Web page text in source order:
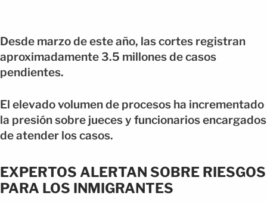
Desde marzo de este año, las cortes registran
aproximadamente 3.5 millones de casos
pendientes.
El elevado volumen de procesos ha incrementado
la presión sobre jueces y funcionarios encargados
de atender los casos.
EXPERTOS ALERTAN SOBRE RIESGOS
PARA LOS INMIGRANTES